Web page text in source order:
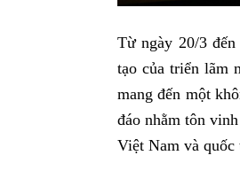
Từ ngày 20/3
tạo của triển lãm
mang đến một
đáo nhằm tôn
Việt Nam và quốc